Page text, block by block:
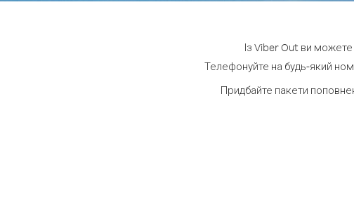
Із Viber Out ви
Телефонуйте на будь-який
Придбайте пакети